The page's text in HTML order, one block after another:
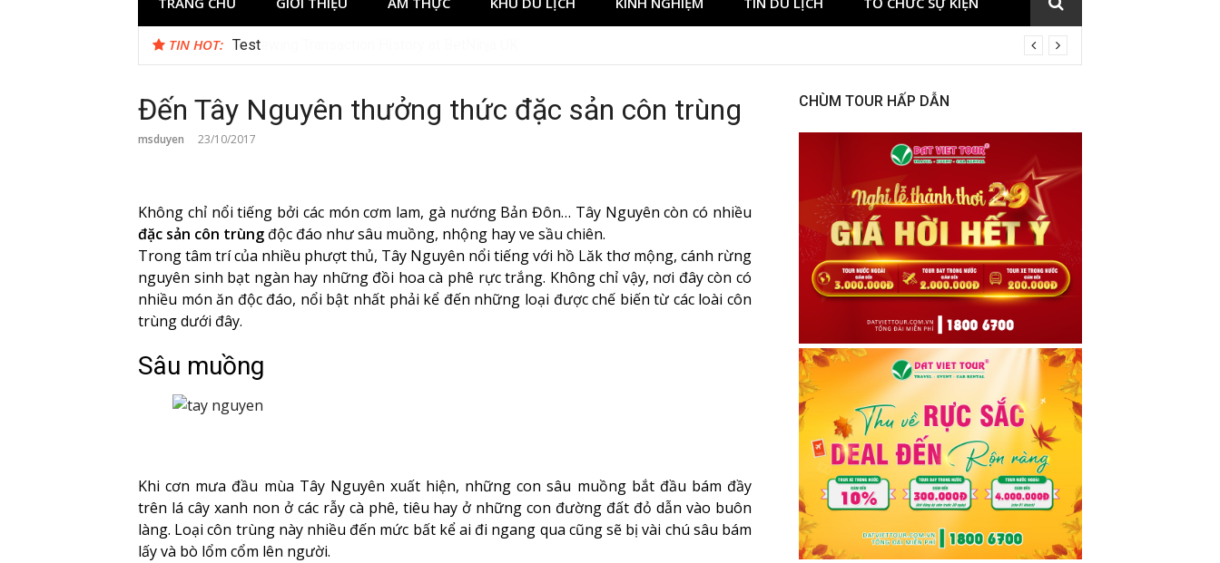
TIN HOT: Reviewing Transaction History at BetNinja UK
Đến Tây Nguyên thưởng thức đặc sản côn trùng
msduyen 23/10/2017
Không chỉ nổi tiếng bởi các món cơm lam, gà nướng Bản Đôn… Tây Nguyên còn có nhiều
đặc sản côn trùng độc đáo như sâu muồng, nhộng hay ve sầu chiên.
Trong tâm trí của nhiều phượt thủ, Tây Nguyên nổi tiếng với hồ Lăk thơ mộng, cánh rừng
nguyên sinh bạt ngàn hay những đồi hoa cà phê rực trắng. Không chỉ vậy, nơi đây còn có
nhiều món ăn độc đáo, nổi bật nhất phải kể đến những loại được chế biến từ các loài côn
trùng dưới đây.
Sâu muồng
Khi cơn mưa đầu mùa Tây Nguyên xuất hiện, những con sâu muồng bắt đầu bám đầy
trên lá cây xanh non ở các rẫy cà phê, tiêu hay ở những con đường đất đỏ dẫn vào buôn
làng. Loại côn trùng này nhiều đến mức bất kể ai đi ngang qua cũng sẽ bị vài chú sâu bám
lấy và bò lổm cổm lên người.
CHÙM TOUR HẤP DẪN